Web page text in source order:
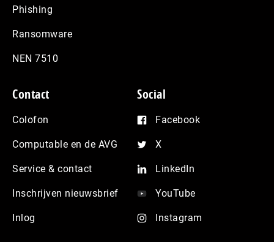
Phishing
Ransomware
NEN 7510
Contact
Colofon
Computable en de AVG
Service & contact
Inschrijven nieuwsbrief
Inlog
Social
Facebook
X
LinkedIn
YouTube
Instagram